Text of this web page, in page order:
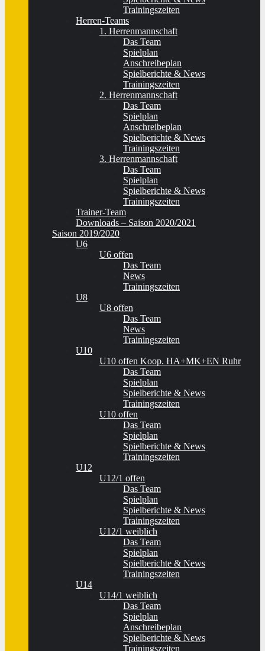
Trainingszeiten
Herren-Teams
1. Herrenmannschaft
Das Team
Spielplan
Anschreibeplan
Spielberichte & News
Trainingszeiten
2. Herrenmannschaft
Das Team
Spielplan
Anschreibeplan
Spielberichte & News
Trainingszeiten
3. Herrenmannschaft
Das Team
Spielplan
Spielberichte & News
Trainingszeiten
Trainer-Team
Downloads – Saison 2020/2021
Saison 2019/2020
U6
U6 offen
Das Team
News
Trainingszeiten
U8
U8 offen
Das Team
News
Trainingszeiten
U10
U10 offen Koop. HA+MK+EN Ruhr
Das Team
Spielplan
Spielberichte & News
Trainingszeiten
U10 offen
Das Team
Spielplan
Spielberichte & News
Trainingszeiten
U12
U12/1 offen
Das Team
Spielplan
Spielberichte & News
Trainingszeiten
U12/1 weiblich
Das Team
Spielplan
Spielberichte & News
Trainingszeiten
U14
U14/1 weiblich
Das Team
Spielplan
Anschreibeplan
Spielberichte & News
Trainingszeiten